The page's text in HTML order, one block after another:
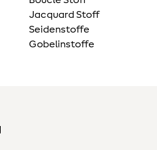
Jacquard Stoff
Seidenstoffe
Gobelinstoffe